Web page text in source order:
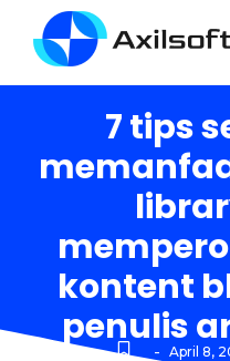
7 tips
kontent
penulis
- April 8,